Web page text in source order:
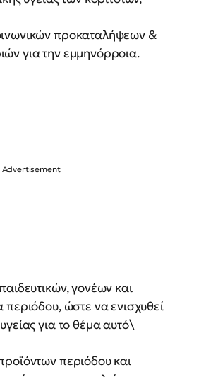
προκαταλήψεων &
για την εμμηνόρροια.
γονέων και
ώστε να ενισχυθεί
για το θέμα αυτό\
περιόδου και